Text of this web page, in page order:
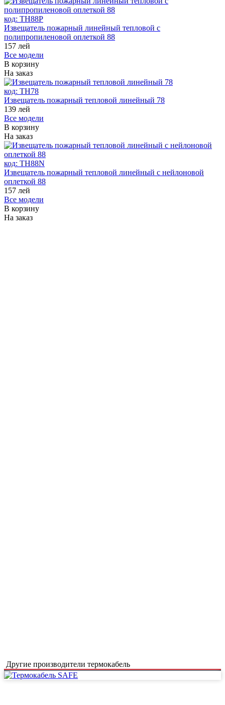
код: ТH88P
Извещатель пожарный линейный тепловой с
полипропиленовой оплеткой 88
157 лей
Все модели
В корзину
На заказ
код: ТH78
Извещатель пожарный тепловой линейный 78
139 лей
Все модели
В корзину
На заказ
код: ТH88N
Извещатель пожарный тепловой линейный с нейлоновой
оплеткой 88
157 лей
Все модели
В корзину
На заказ
Другие производители термокабель